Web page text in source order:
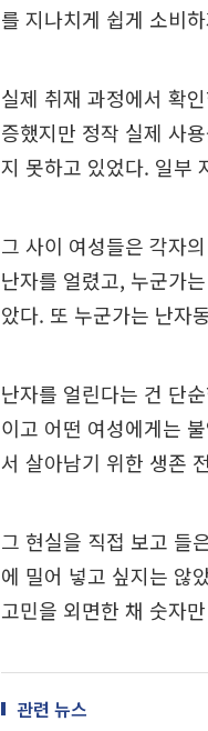
를 지나치게 쉽게 소비
실제 취재 과정에서 확
증했지만 정작 실제 사
지 못하고 있었다. 일부
그 사이 여성들은 각자
난자를 얼렸고, 누군가
았다. 또 누군가는 난자
난자를 얼린다는 건 단
이고 어떤 여성에게는
서 살아남기 위한 생존
그 현실을 직접 보고 들
에 밀어 넣고 싶지는 않
고민을 외면한 채 숫자
관련 뉴스